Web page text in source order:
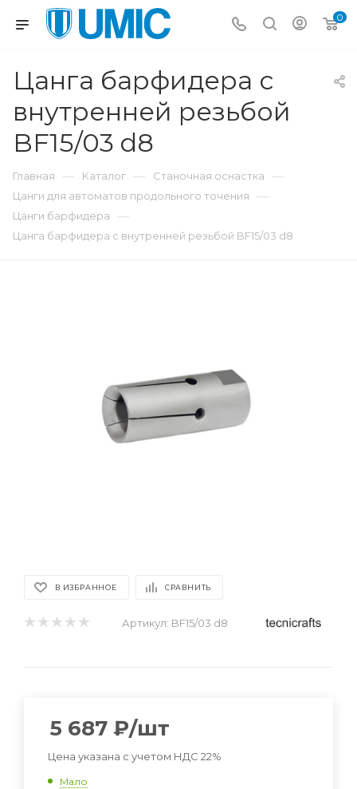
0
Цанга барфидера с
внутренней резьбой
BF15/03 d8
Главная — Каталог — Станочная оснастка —
Цанги для автоматов продольного точения —
Цанги барфидера —
Цанга барфидера с внутренней резьбой BF15/03 d8
В ИЗБРАННОЕ СРАВНИТЬ
Артикул: BF15/03 d8
5 687 ₽/шт
Цена указана с учетом НДС 22%
Мало